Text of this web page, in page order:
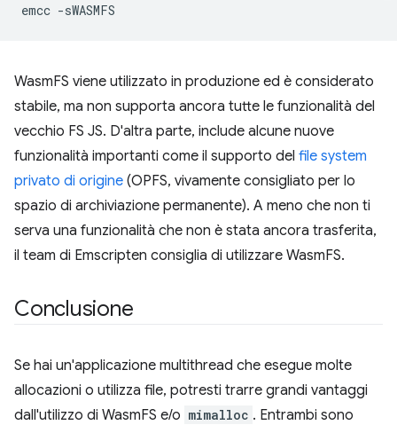
emcc
WasmFS viene utilizzato in produzione ed è considerato
stabile, ma non supporta ancora tutte le funzionalità del
vecchio FS JS. D'altra parte, include alcune nuove
funzionalità importanti come il supporto del file system
privato di origine (OPFS, vivamente consigliato per lo
spazio di archiviazione permanente). A meno che non ti
serva una funzionalità che non è stata ancora trasferita,
il team di Emscripten consiglia di utilizzare WasmFS.
Conclusione
Se hai un'applicazione multithread che esegue molte
allocazioni o utilizza file, potresti trarre grandi vantaggi
dall'utilizzo di WasmFS e/o mimalloc . Entrambi sono